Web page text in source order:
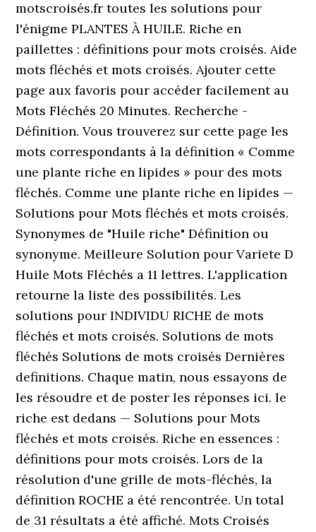
motscroisés.fr toutes les solutions pour
l'énigme PLANTES À HUILE. Riche en
paillettes : définitions pour mots croisés. Aide
mots fléchés et mots croisés. Ajouter cette
page aux favoris pour accéder facilement au
Mots Fléchés 20 Minutes. Recherche -
Définition. Vous trouverez sur cette page les
mots correspondants à la définition « Comme
une plante riche en lipides » pour des mots
fléchés. Comme une plante riche en lipides —
Solutions pour Mots fléchés et mots croisés.
Synonymes de "Huile riche" Définition ou
synonyme. Meilleure Solution pour Variete D
Huile Mots Fléchés a 11 lettres. L'application
retourne la liste des possibilités. Les
solutions pour INDIVIDU RICHE de mots
fléchés et mots croisés. Solutions de mots
fléchés Solutions de mots croisés Dernières
definitions. Chaque matin, nous essayons de
les résoudre et de poster les réponses ici. le
riche est dedans — Solutions pour Mots
fléchés et mots croisés. Riche en essences :
définitions pour mots croisés. Lors de la
résolution d'une grille de mots-fléchés, la
définition ROCHE a été rencontrée. Un total
de 31 résultats a été affiché. Mots Croisés